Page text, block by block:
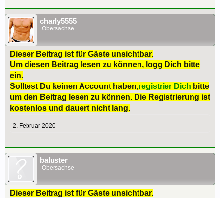
charly5555
Obersachse
Dieser Beitrag ist für Gäste unsichtbar.
Um diesen Beitrag lesen zu können, logg Dich bitte
ein.
Solltest Du keinen Account haben,registrier Dich bitte
um den Beitrag lesen zu können. Die Registrierung ist
kostenlos und dauert nicht lang.
2. Februar 2020
baluster
Obersachse
Dieser Beitrag ist für Gäste unsichtbar.